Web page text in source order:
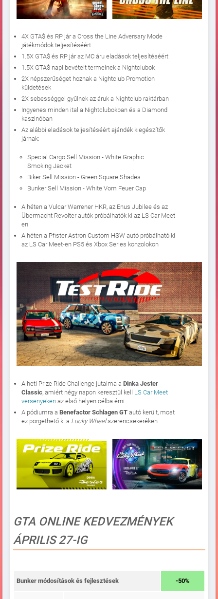
4X GTA$ és RP jár a Cross the Line Adversary Mode
játékmódok teljesítéséért
1.5X GTA$ és RP jár az MC áru eladások teljesítéséért
1.5X GTA$ napi bevételt termelnek a Nightclubok
2X népszerűséget hoznak a Nightclub Promotion
küldetések
2X sebességgel gyűlnek az áruk a Nightclub raktárban
Ingyenes minden ital a Nightclubokban és a Diamond
kaszinóban
Az alábbi eladások teljesítéséért ajándék kiegészítők
járnak:
Special Cargo Sell Mission - White Graphic
Smoking Jacket
Biker Sell Mission - Green Square Shades
Bunker Sell Mission - White Vom Feuer Cap
A héten a Vulcar Warrener HKR, az Enus Jubilee és az
Übermacht Revolter autók próbálhatók ki az LS Car Meet-
en
A héten a Pfister Astron Custom HSW autó próbálható ki
az LS Car Meet-en PS5 és Xbox Series konzolokon
A heti Prize Ride Challenge jutalma a Dinka Jester
Classic, amiért négy napon keresztül kell LS Car Meet
versenyekenaz első helyen célba érni
A pódiumra a Benefactor Schlagen GTautó került, most
ez pörgethető ki a Lucky Wheelszerencsekeréken
GTA ONLINE KEDVEZMÉNYEK
ÁPRILIS 27-IG
Bunker módosítások és fejlesztések -50%